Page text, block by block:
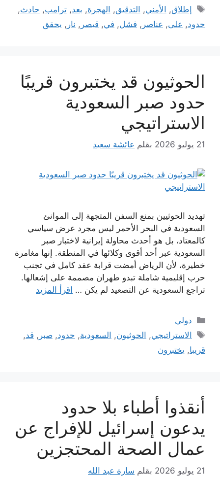
الوسوم
إطلاق, الأمني, التدقيق, الهجرة, بعد,ترامب, حادث,
حدود, على, عناصر , فشل, في, قيصر , نار , يحقق
الحوثيون قد يختبرون قريبًا
حدود صبر السعودية
الاستراتيجي
21 يوليو 2026 بقلم عائشة سعيد
تهديد الحوثيين بمنع السفن المتجهة إلى الموانئ
السعودية في البحر الأحمر ليس مجرد عرض سياسي
كالمعتاد، بل هو أحدث محاولة إيرانية لاختبار صبر
السعودية عبر أحد أقوى وكلائها في المنطقة. إنها مغامرة
خطيرة، لأن الرياض أمضت قرابة عقد كامل في تجنب
حرب إقليمية شاملة تبدو طهران مصممة على إشعالها.
تراجع السعودية عن التصعيد لم يكن … اقرأ المزيد
التصنيفات
دولي
الوسوم
الاستراتيجي, الحوثيون, السعودية, حدود,صبر , قد,
قريبا, يختبرون
أنقذوا أطباء بلا حدود
يدعون إسرائيل للإفراج عن
عمال الصحة المحتجزين
21 يوليو 2026 بقلم سارة عبد الله